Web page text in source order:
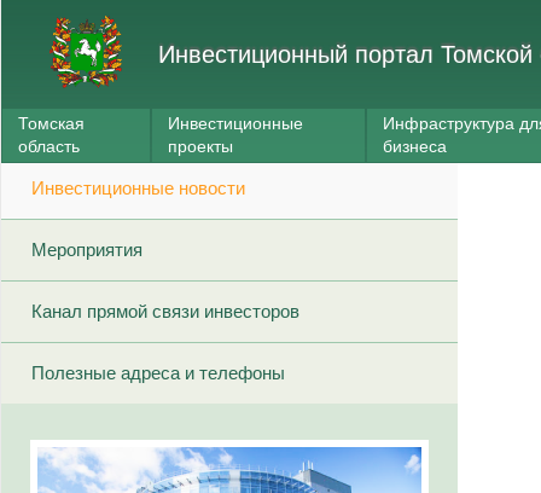
Инвестиционный портал Томской
Томская
область
Инвестиционные
проекты
Инфраструктура
бизнеса
Инвестиционные новости
Мероприятия
Канал прямой связи инвесторов
Полезные адреса и телефоны